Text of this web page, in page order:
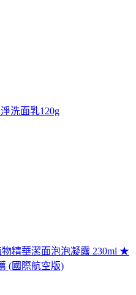
洗面乳120g
精華潔面泡泡凝露 230ml ★
(國際航空版)